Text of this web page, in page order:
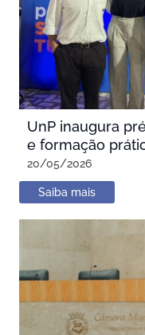
UnP inaugura
e formação
20/05/2026
Saiba mais